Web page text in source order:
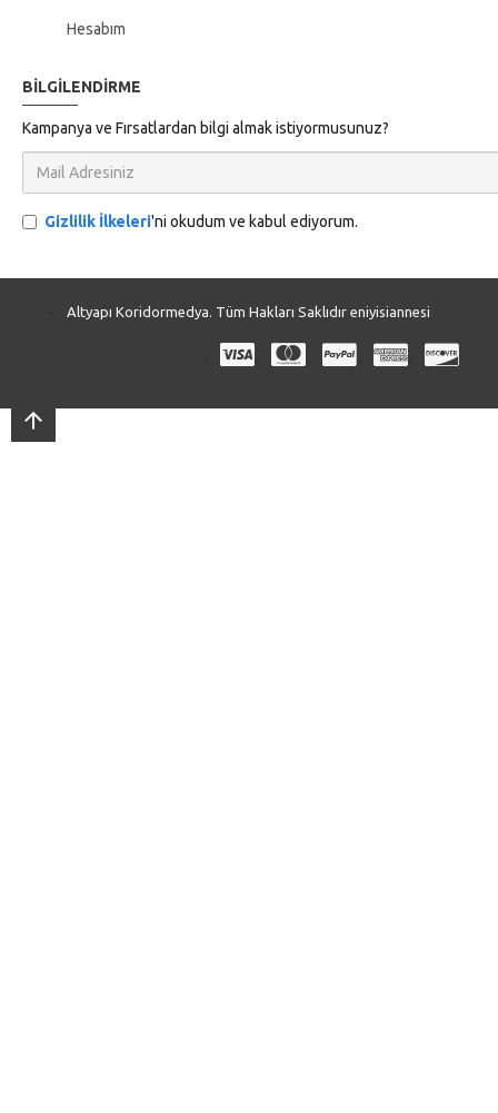
Hesabım
BILGILENDIRME
Kampanya ve Fırsatlardan bilgi almak istiyormusunuz?
Gizlilik İlkeleri'ni okudum ve kabul ediyorum.
Altyapı Koridormedya. Tüm Hakları Saklıdır eniyisiannesi